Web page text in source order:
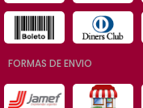
FORMAS DE ENVIO